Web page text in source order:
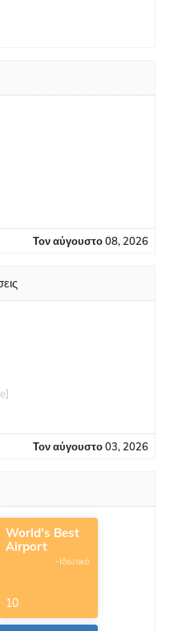
Τον αύγουστο 08, 2026
Τον αύγουστο 03, 2026
World's Best
Airport
-Ιδιωτικό
10